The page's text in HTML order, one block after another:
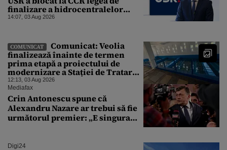
finalizare a hidrocentralelor
abandonate. „Nu ne-ar surprinde
abătut o cupolă de foc”
14:07, 03 Aug 2026
COMUNICAT
Comunicat: Veolia
finalizează înainte de termen
prima etapă a proiectului de
modernizare a Stației de Tratare a
Apei Potabile Cerbureni
12:13, 03 Aug 2026
Mediafax
Crin Antonescu spune că
Alexandru Nazare ar trebui să fie
următorul premier: „E singura
Digi24